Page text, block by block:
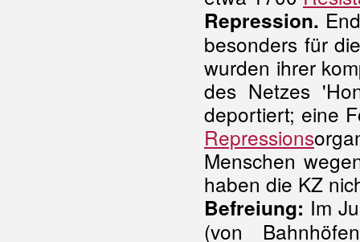
Repression.
besonders für
wurden ihrer
des Netzes
deportiert; eine
Repressions
Menschen
haben die KZ
Befreiung: Im
(von